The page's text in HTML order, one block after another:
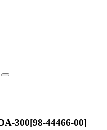
300[98-44466-00]